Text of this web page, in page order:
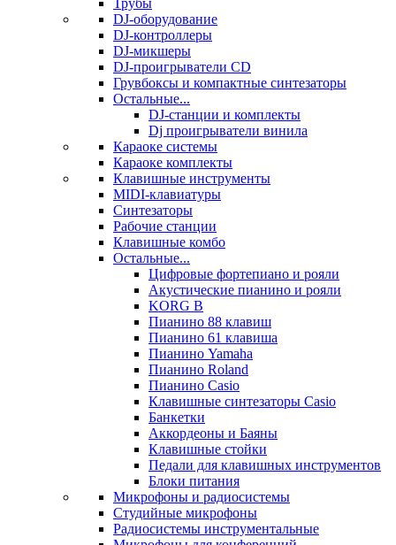
Трубы
DJ-оборудование
DJ-контроллеры
DJ-микшеры
DJ-проигрыватели CD
Грувбоксы и компактные синтезаторы
Остальные...
DJ-станции и комплекты
Dj проигрыватели винила
Караоке системы
Караоке комплекты
Клавишные инструменты
MIDI-клавиатуры
Синтезаторы
Рабочие станции
Клавишные комбо
Остальные...
Цифровые фортепиано и рояли
Акустические пианино и рояли
KORG B
Пианино 88 клавиш
Пианино 61 клавиша
Пианино Yamaha
Пианино Roland
Пианино Casio
Клавишные синтезаторы Casio
Банкетки
Аккордеоны и Баяны
Клавишные стойки
Педали для клавишных инструментов
Блоки питания
Микрофоны и радиосистемы
Студийные микрофоны
Радиосистемы инструментальные